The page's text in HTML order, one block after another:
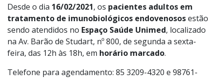
Desde o dia 16/02/2021, os pacientes adultos em
tratamento de imunobiológicos endovenososestão
sendo atendidos no Espaço Saúde Unimed, localizado
na Av. Barão de Studart, nº 800, de segunda a sexta-
feira, das 12h às 18h, em horário marcado.
Telefone para agendamento: 85 3209-4320 e 98761-